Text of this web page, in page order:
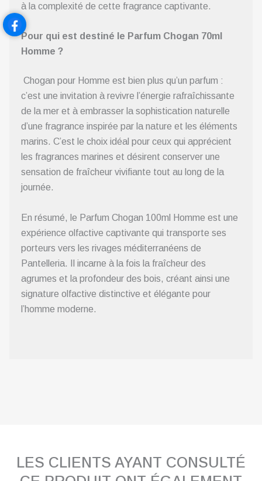
à la complexité de cette fragrance captivante.
Pour qui est destiné le Parfum Chogan 70ml
Homme ?
Chogan pour Homme est bien plus qu’un parfum :
c’est une invitation à revivre l’énergie rafraîchissante
de la mer et à embrasser la sophistication naturelle
d’une fragrance inspirée par la nature et les éléments
marins. C’est le choix idéal pour ceux qui apprécient
les fragrances marines et désirent conserver une
sensation de fraîcheur vivifiante tout au long de la
journée.
En résumé, le Parfum Chogan 100ml Homme est une
expérience olfactive captivante qui transporte ses
porteurs vers les rivages méditerranéens de
Pantelleria. Il incarne à la fois la fraîcheur des
agrumes et la profondeur des bois, créant ainsi une
signature olfactive distinctive et élégante pour
l’homme moderne.
LES CLIENTS AYANT CONSULTÉ